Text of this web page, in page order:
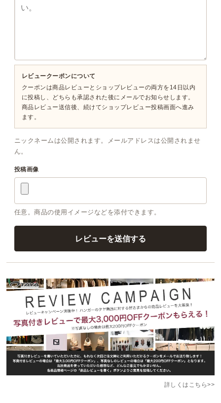
レビュークーポンについて
クーポンは商品レビューとショップレビューの両方を14日以内
に投稿し、どちらも承認された後にメールでお知らせします。
商品レビュー送信後、続けてショップレビュー投稿画面へ進み
ます。
ニックネームは公開されます。メールアドレスは公開されませ
ん。
投稿画像
任意。商品の使用イメージなどを添付できます。
詳しくはこちら>>